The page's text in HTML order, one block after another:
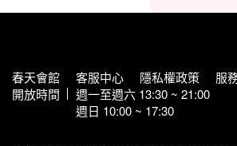
春天會館 客服中心 隱私權政策
服
開放時間
週一至週六 13:30 ~ 21:00
週日 10:00 ~ 17:30